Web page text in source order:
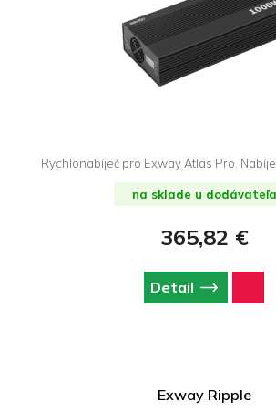
Rychlonabíječ pro Exway Atlas Pro.
na sklade u dodávateľa
365,82 €
Detail
Exway Ripple